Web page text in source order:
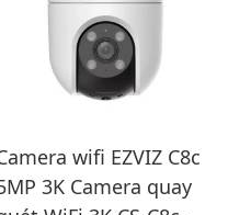
wifi EZVIZ C8c
3K Camera quay